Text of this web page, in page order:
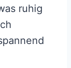
ruhig